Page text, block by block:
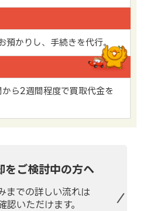
預かりし、手続きを代行。
ら2週間程度で買取代金を
を ご検討中の方へ
までの詳しい流れは
認いただけます。